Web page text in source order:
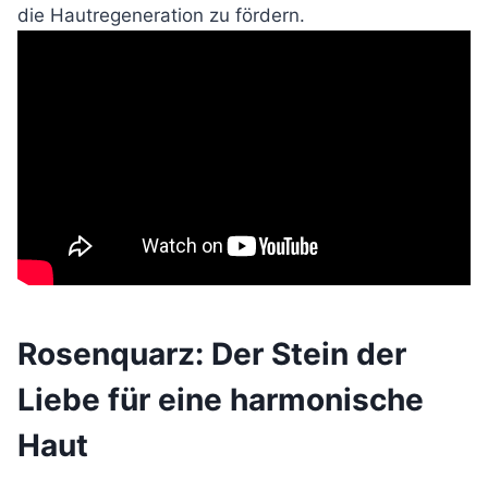
die Hautregeneration zu fördern.
Rosenquarz: Der Stein der
Liebe für eine harmonische
Haut